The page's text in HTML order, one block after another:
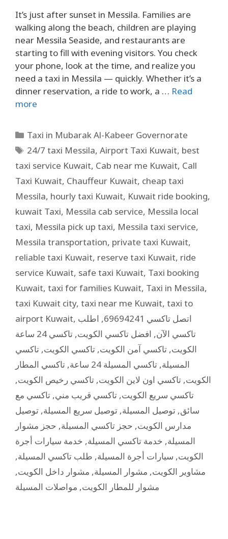
It’s just after sunset in Messila. Families are
walking along the beach, children are playing
near Messila Seaside, and restaurants are
starting to fill with evening visitors. You check
your phone, look at the time, and realize you
need a taxi in Messila — quickly. Whether it’s a
dinner reservation, a ride to work, a … Read
more
Taxi in Mubarak Al-Kabeer Governorate
24/7 taxi Messila,Airport Taxi Kuwait, best
taxi service Kuwait, Cab near me Kuwait, Call
Taxi Kuwait, Chauffeur Kuwait, cheap taxi
Messila, hourly taxi Kuwait, Kuwait ride booking,
kuwait Taxi, Messila cab service, Messila local
taxi, Messila pick up taxi, Messila taxi service,
Messila transportation, private taxi Kuwait,
reliable taxi Kuwait, reserve taxi Kuwait, ride
service Kuwait, safe taxi Kuwait, Taxi booking
Kuwait, taxi for families Kuwait, Taxi in Messila,
taxi Kuwait city, taxi near me Kuwait, taxi to
airport Kuwait, اتصل تاكسي 69694241 , اطلب
تاكسي الآن, افضل تاكسي الكويت,
تاكسي 24 ساعة
الكويت, تاكسي آمن الكويت, تاكسي الكويت, تاكسي
المسيلة, تاكسي المسيلة 24 ساعة , تاكسي المطار
الكويت, تاكسي اون لاين الكويت, تاكسي رخيص الكويت,
تاكسي سريع الكويت, تاكسي قريب مني, تاكسي مع
سائق, توصيل المسيلة, توصيل سريع المسيلة, توصيل
مدارس الكويت, حجز تاكسي المسيلة, حجز مشوار
المسيلة, خدمة تاكسي المسيلة, خدمة سيارات أجرة
الكويت, سيارات أجرة المسيلة, طلب تاكسي المسيلة,
مشاوير الكويت, مشوار المسيلة, مشوار داخل الكويت,
مشوار للمطار الكويت, مواصلات المسيلة